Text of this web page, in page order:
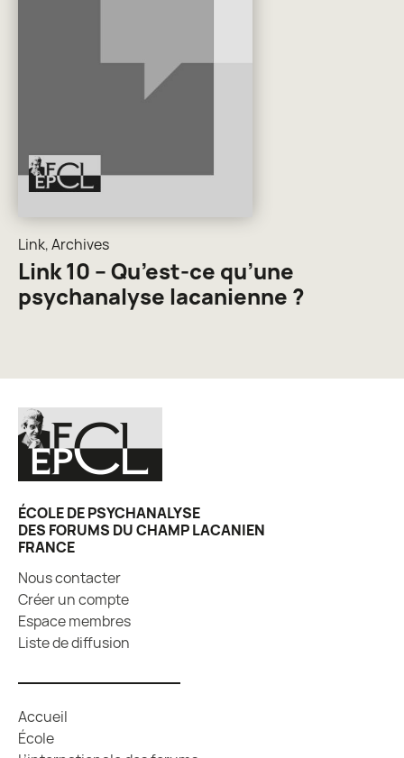
Link,Archives
Link 10 – Qu’est-ce qu’une
psychanalyse lacanienne ?
ÉCOLE DE PSYCHANALYSE
DES FORUMS DU CHAMP LACANIEN
FRANCE
Nous contacter
Créer un compte
Espace membres
Liste de diffusion
Accueil
École